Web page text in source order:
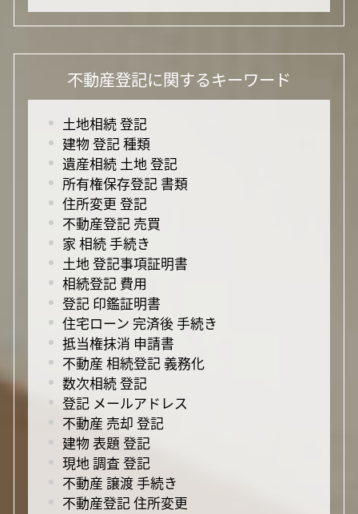
不動産登記に関するキーワード
土地相続 登記
建物 登記 種類
遺産相続 土地 登記
所有権保存登記 書類
住所変更 登記
不動産登記 売買
家 相続 手続き
土地 登記事項証明書
相続登記 費用
登記 印鑑証明書
住宅ローン 完済後 手続き
抵当権抹消 申請書
不動産 相続登記 義務化
数次相続 登記
登記 メールアドレス
不動産 売却 登記
建物 表題 登記
現地 調査 登記
不動産 譲渡 手続き
不動産登記 住所変更